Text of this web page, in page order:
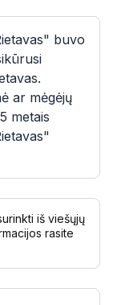
buvo
ar mėgėjų
metais
iš viešųjų
rasite